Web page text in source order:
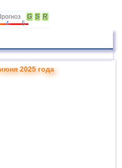
G S
R
4 5
2025 года